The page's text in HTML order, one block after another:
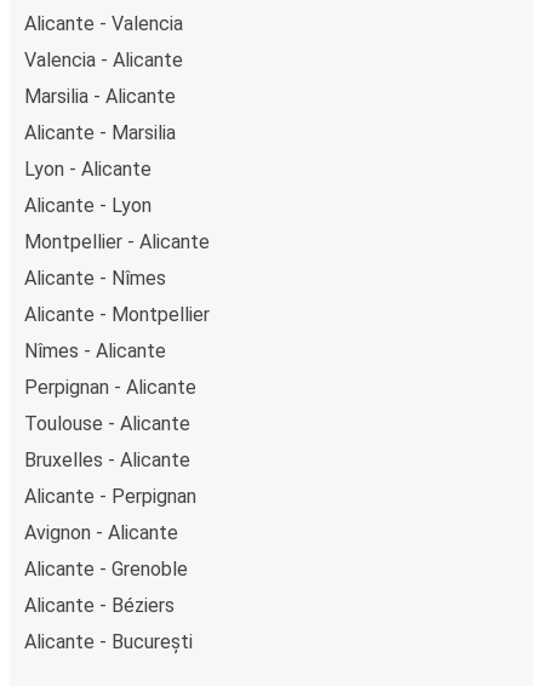
Alicante - Valencia
Valencia - Alicante
Marsilia - Alicante
Alicante - Marsilia
Lyon - Alicante
Alicante - Lyon
Montpellier - Alicante
Alicante - Nîmes
Alicante - Montpellier
Nîmes - Alicante
Perpignan - Alicante
Toulouse - Alicante
Bruxelles - Alicante
Alicante - Perpignan
Avignon - Alicante
Alicante - Grenoble
Alicante - Béziers
Alicante - București